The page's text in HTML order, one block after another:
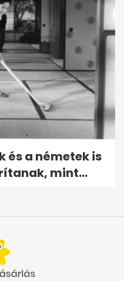
és a németek is
mint...